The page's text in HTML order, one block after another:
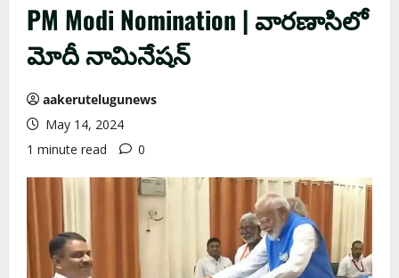
PM Modi Nomination | వార‌ణాసిలో
మోదీ నామినేష‌న్‌
aakerutelugunews
May 14, 2024
1 minute read
0